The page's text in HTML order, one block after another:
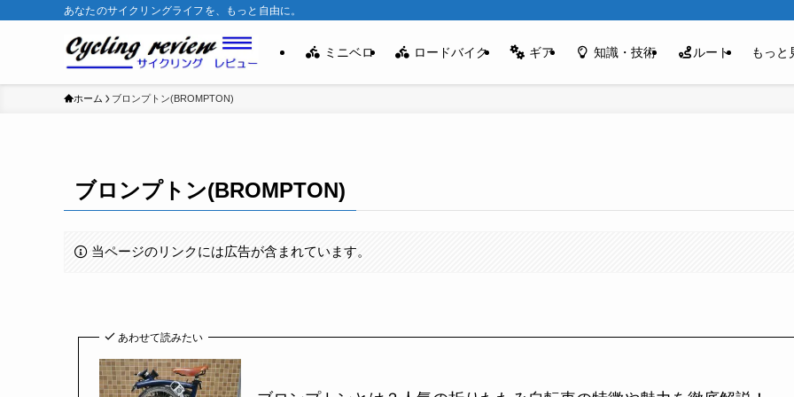
あなたのサイクリングライフを、もっと自由に。
ミニベロ ロードバイク ギア 知識・技術 ルート もっと
ホーム ブロンプトン(BROMPTON)
ブロンプトン(BROMPTON)
当ページのリンクには広告が含まれています。
あわせて読みたい